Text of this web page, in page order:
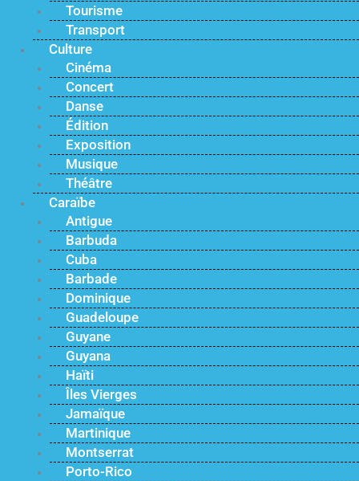
Tourisme
Transport
Culture
Cinéma
Concert
Danse
Édition
Exposition
Musique
Théâtre
Caraïbe
Antigue
Barbuda
Cuba
Barbade
Dominique
Guadeloupe
Guyane
Guyana
Haïti
Îles Vierges
Jamaïque
Martinique
Montserrat
Porto-Rico